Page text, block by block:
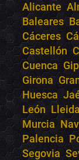
Alicante
Baleares
Cáceres
Castellón
Cuenca
Girona
Huesca
León Lleida
Murcia
Palencia
Segovia